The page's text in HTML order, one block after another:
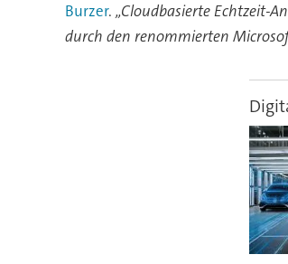
Burzer. „Cloudbasierte Echtzeit-
durch den renommierten